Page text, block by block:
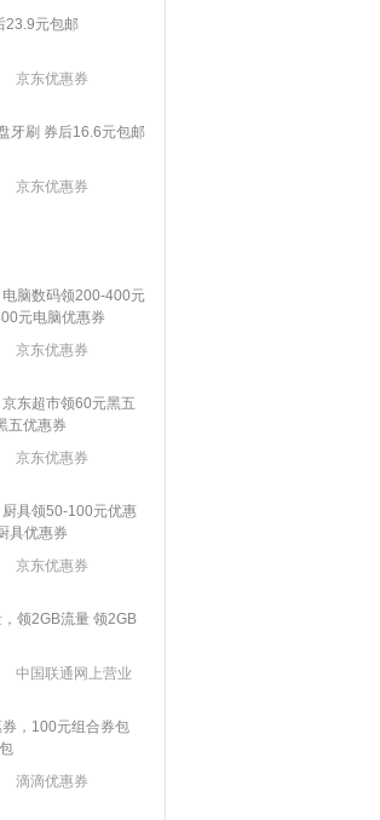
23.9元包邮
京东优惠券
牙刷 券后16.6元包邮
京东优惠券
脑数码领200-400元
元电脑优惠券
京东优惠券
东超市领60元黑五
五优惠券
京东优惠券
具领50-100元优惠
具优惠券
京东优惠券
领2GB流量 领2GB
中国联通网上营业
，100元组合券包
滴滴优惠券